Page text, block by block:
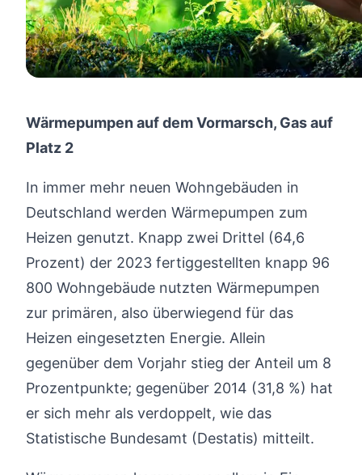
Wärmepumpen auf dem Vormarsch, Gas auf
Platz 2
In immer mehr neuen Wohngebäuden in
Deutschland werden Wärmepumpen zum
Heizen genutzt. Knapp zwei Drittel (64,6
Prozent) der 2023 fertiggestellten knapp 96
800 Wohngebäude nutzten Wärmepumpen
zur primären, also überwiegend für das
Heizen eingesetzten Energie. Allein
gegenüber dem Vorjahr stieg der Anteil um 8
Prozentpunkte; gegenüber 2014 (31,8 %) hat
er sich mehr als verdoppelt, wie das
Statistische Bundesamt (Destatis) mitteilt.